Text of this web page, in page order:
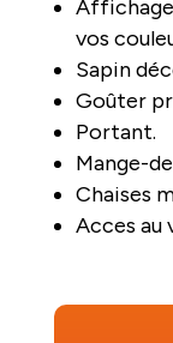
Affichage
vos
Sapin
Goûter
Portant.
Mange-
Chaises
Acces au